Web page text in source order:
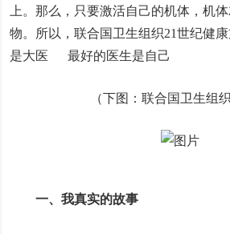
上。那么，只要激活自己的机体，机
物。所以，联合国卫生组织21世纪
是大医 最好的医生是自己
（下图：联合国卫生组
一、我真实的故事